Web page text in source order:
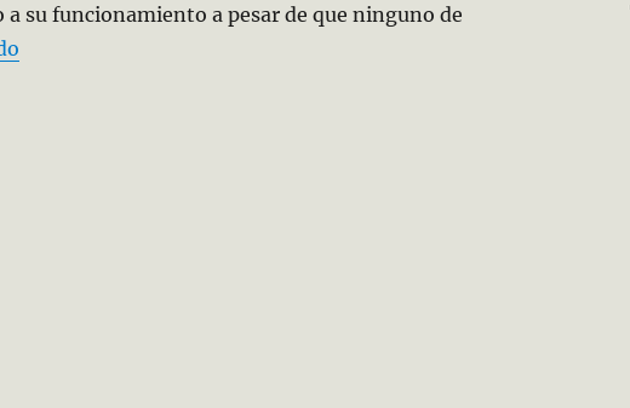
su funcionamiento a pesar de que ninguno de
«La Pesadilla del Iphone»